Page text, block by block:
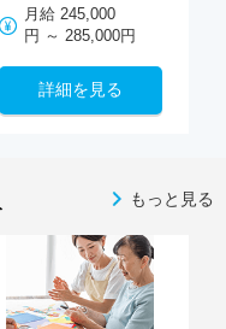
月給 245,000
円 ～ 285,000円
詳細を見る
もっと見る